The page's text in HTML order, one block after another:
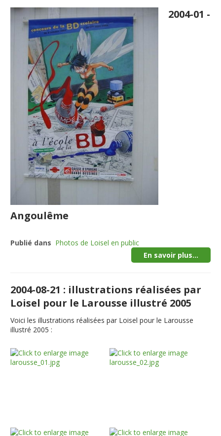
2004-01 -
Angoulême
Publié dans Photos de Loisel en public
En savoir plus...
2004-08-21 : illustrations réalisées par
Loisel pour le Larousse illustré 2005
Voici les illustrations réalisées par Loisel pour le Larousse
illustré 2005 :